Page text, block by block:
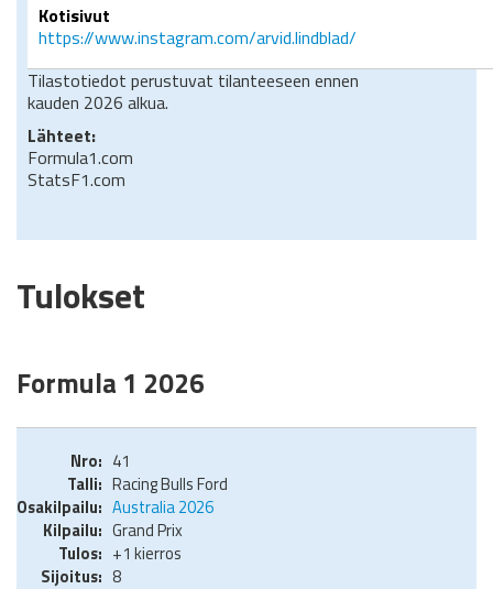
Kotisivut
https://www.instagram.com/arvid.lindblad/
Tilastotiedot perustuvat tilanteeseen ennen
kauden 2026 alkua.
Lähteet:
Formula1.com
StatsF1.com
Tulokset
Formula 1 2026
41
Racing Bulls Ford
Australia 2026
Grand Prix
+1 kierros
8